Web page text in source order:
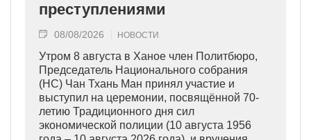
преступлениями
08/08/2026 НОВОСТИ
Утром 8 августа в Ханое член Политбюро,
Председатель Национального собрания
(НС) Чан Тхань Ман принял участие и
выступил на церемонии, посвящённой 70-
летию Традиционного дня сил
экономической полиции (10 августа 1956